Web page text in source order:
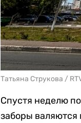
Татьяна Струкова /
Спустя неделю
заборы валяются